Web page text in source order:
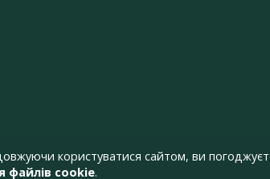
користуватися сайтом, ви
файлів cookie.